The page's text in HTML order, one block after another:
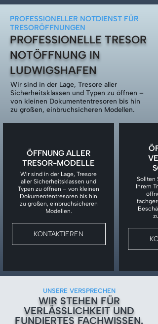
PROFESSIONELLER NOTDIENST FÜR
TRESORÖFFNUNGEN
PROFESSIONELLE TRESOR
NOTÖFFNUNG IN
LUDWIGSHAFEN
Wir sind in der Lage, Tresore aller
Sicherheitsklassen und Typen zu öffnen –
von kleinen Dokumententresoren bis hin
zu großen, einbruchsicheren Modellen.
ÖFFNUNG ALLER
TRESOR-MODELLE
Wir sind in der Lage, Tresore
aller Sicherheitsklassen und
Typen zu öffnen – von kleinen
Dokumententresoren bis hin
zu großen, einbruchsicheren
Modellen.
KONTAKTIEREN
Sollten
Ihrem
UNSERE VERSPRECHEN
WIR STEHEN FÜR
VERLÄSSLICHKEIT UND
FUNDIERTES FACHWISSEN.